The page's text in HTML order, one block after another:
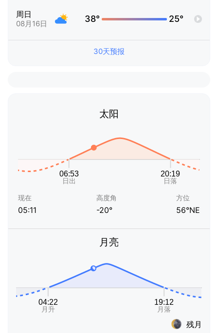
周日
08月16日 38° 25°
30天预报
太阳
现在
05:11
高度角
-20°
方位
56°NE
月亮
残月